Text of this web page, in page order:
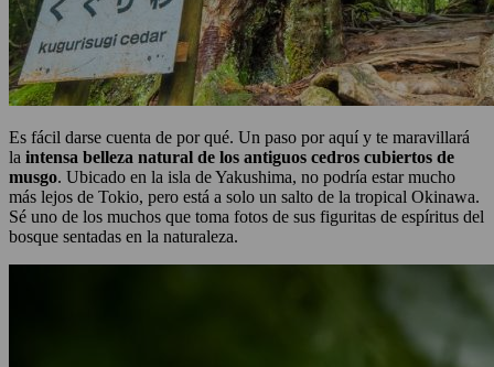
Es fácil darse cuenta de por qué. Un paso por aquí y te maravillará
la intensa belleza natural de los antiguos cedros cubiertos de
musgo. Ubicado en la isla de Yakushima, no podría estar mucho
más lejos de Tokio, pero está a solo un salto de la tropical Okinawa.
Sé uno de los muchos que toma fotos de sus figuritas de espíritus del
bosque sentadas en la naturaleza.